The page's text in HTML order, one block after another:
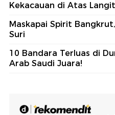
Kekacauan di Atas
Maskapai Spirit
Suri
10 Bandara Terluas di
Arab Saudi Juara!